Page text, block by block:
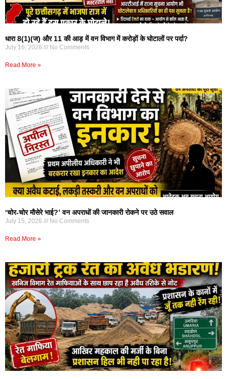
धारा 8(1)(ज) और 11 की आड़ में वन विभाग में करोड़ों के घोटालों पर पर्दा?
July 16, 2026 No Comments
Read More »
‘चोर-चोर मौसेरे भाई?’ वन अपराधों की जानकारी रोकने पर उठे सवाल
July 15, 2026 No Comments
Read More »